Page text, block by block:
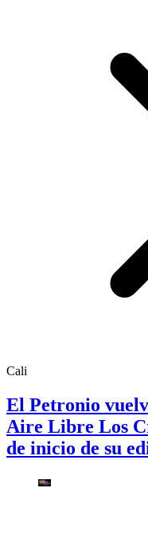
Cali
El Petronio
Aire Libre Los
de inicio de su